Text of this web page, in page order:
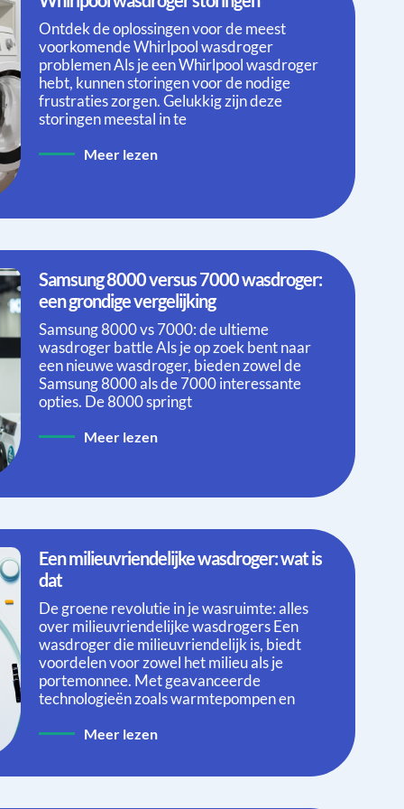
Ontdek de oplossingen voor de meest
voorkomende Whirlpool wasdroger
problemen Als je een Whirlpool wasdroger
hebt, kunnen storingen voor de nodige
frustraties zorgen. Gelukkig zijn deze
storingen meestal in te
Meer lezen
Samsung 8000 versus 7000 wasdroger:
een grondige vergelijking
Samsung 8000 vs 7000: de ultieme
wasdroger battle Als je op zoek bent naar
een nieuwe wasdroger, bieden zowel de
Samsung 8000 als de 7000 interessante
opties. De 8000 springt
Meer lezen
Een milieuvriendelijke wasdroger: wat is
dat
De groene revolutie in je wasruimte: alles
over milieuvriendelijke wasdrogers Een
wasdroger die milieuvriendelijk is, biedt
voordelen voor zowel het milieu als je
portemonnee. Met geavanceerde
technologieën zoals warmtepompen en
Meer lezen